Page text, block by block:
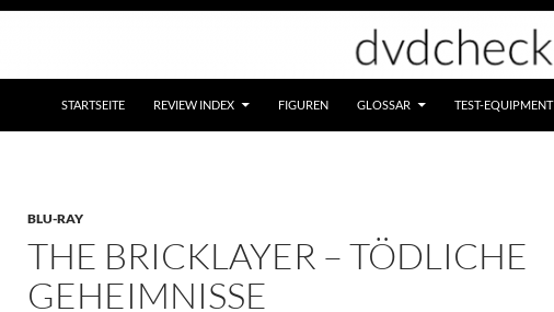
STARTSEITE REVIEW INDEX FIGUREN GLOSSAR TEST-EQUIPMENT
BLU-RAY
THE BRICKLAYER – TÖDLICHE
GEHEIMNISSE